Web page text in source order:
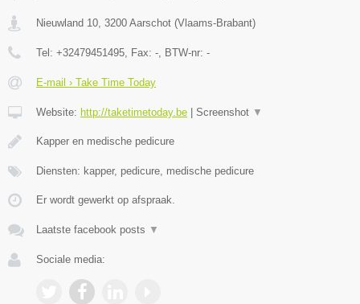
Nieuwland 10 3200 Aarschot (Vlaams-Brabant)
Tel: +32479451495 , Fax: - , BTW-nr: -
E-mail › Take Time Today
Website: http://taketimetoday.be | Screenshot ▼
Kapper en medische pedicure
Diensten: kapper, pedicure, medische pedicure
Er wordt gewerkt op afspraak.
Laatste facebook posts ▼
Sociale media: